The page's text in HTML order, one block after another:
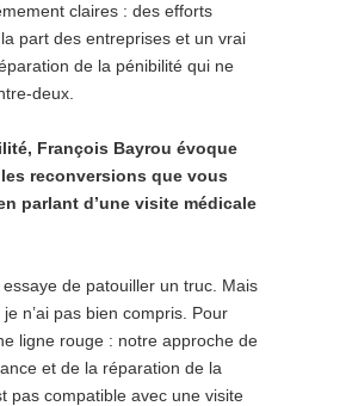
claires : des efforts
part des entreprises et un vrai
de la pénibilité qui ne
deux.
François Bayrou évoque
les reconversions que vous
parlant d’une visite médicale
essaye de patouiller un truc. Mais
n’ai pas bien compris. Pour
ligne rouge : notre approche de
et de la réparation de la
pas compatible avec une visite